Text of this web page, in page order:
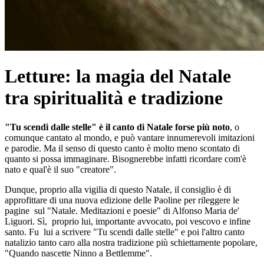
Letture: la magia del Natale
tra spiritualità e tradizione
"Tu scendi dalle stelle" è il canto di Natale forse più noto, o
comunque cantato al mondo, e può vantare innumerevoli imitazioni
e parodie. Ma il senso di questo canto è molto meno scontato di
quanto si possa immaginare. Bisognerebbe infatti ricordare com'è
nato e qual'è il suo "creatore".
Dunque, proprio alla vigilia di questo Natale, il consiglio è di
approfittare di una nuova edizione delle Paoline per rileggere le
pagine sul "Natale. Meditazioni e poesie" di Alfonso Maria de'
Liguori. Sì, proprio lui, importante avvocato, poi vescovo e infine
santo. Fu lui a scrivere "Tu scendi dalle stelle" e poi l'altro canto
natalizio tanto caro alla nostra tradizione più schiettamente popolare,
"Quando nascette Ninno a Bettlemme".